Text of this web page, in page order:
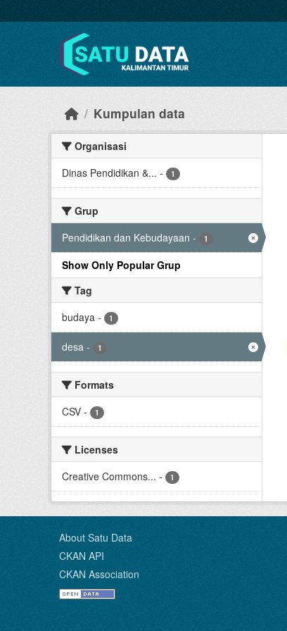
Kumpulan data
Organisasi
Dinas Pendidikan &... - 1
Grup
Pendidikan dan Kebudayaan - 1
Show Only Popular Grup
Tag
budaya - 1
desa - 1
Formats
CSV - 1
Licenses
Creative Commons... - 1
About Satu Data
CKAN API
CKAN Association